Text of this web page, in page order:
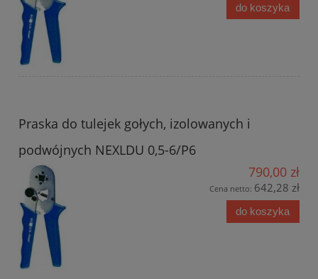
do koszyka
Praska do tulejek gołych, izolowanych i
podwójnych NEXLDU 0,5-6/P6
790,00 zł
Cena netto: 642,28 zł
do koszyka